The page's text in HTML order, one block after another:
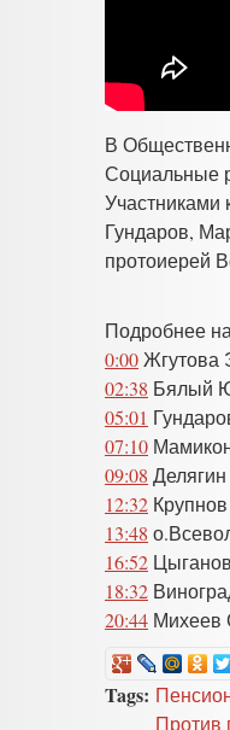
В
Социальные
Гундаров,
протоиерей
Подробнее
0:00
02:38 Бялый
05:01
07:10
09:08
12:32
13:48
16:52
18:32
20:44 Михеев
Tags:
Против